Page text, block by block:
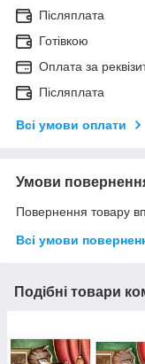
Післяплата
Готівкою
Оплата за
Післяплата
Всі умови оплати
Умови
Повернення товару
Всі умови
Подібні товари